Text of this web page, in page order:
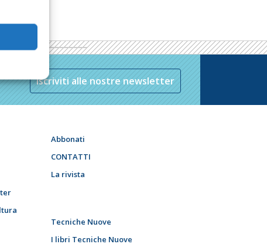
Iscriviti alle nostre newsletter
Abbonati
CONTATTI
La rivista
Tecniche Nuove
I libri Tecniche Nuove